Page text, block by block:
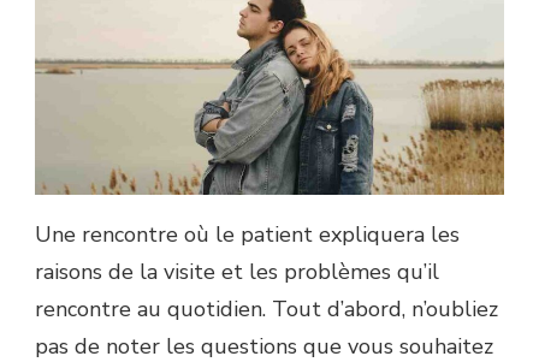
Une rencontre où le patient expliquera les
raisons de la visite et les problèmes qu’il
rencontre au quotidien. Tout d’abord, n’oubliez
pas de noter les questions que vous souhaitez